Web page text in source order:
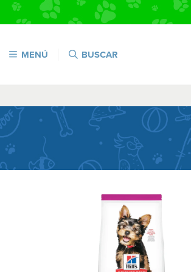
MENÚ BUSCAR